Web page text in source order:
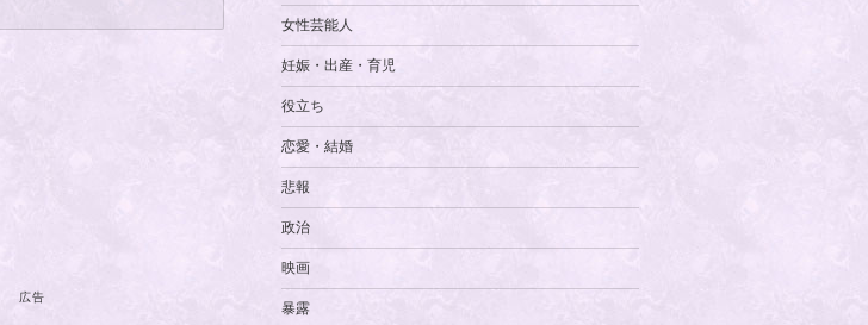
広告
女性芸能人
妊娠・出産・育児
役立ち
恋愛・結婚
悲報
政治
映画
暴露